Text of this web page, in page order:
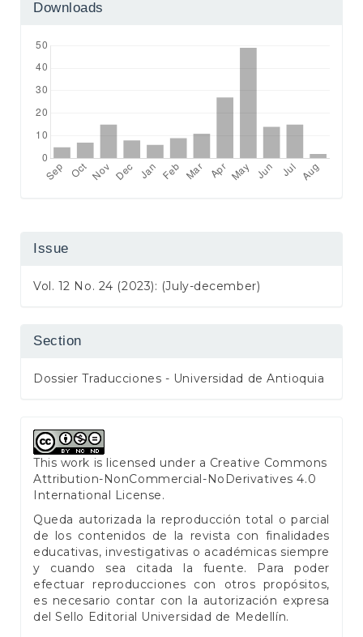
Downloads
Issue
Vol. 12 No. 24 (2023): (July-december)
Section
Dossier Traducciones - Universidad de Antioquia
This work is licensed under a Creative Commons
Attribution-NonCommercial-NoDerivatives 4.0
International License.
Queda autorizada la reproducción total o parcial
de los contenidos de la revista con finalidades
educativas, investigativas o académicas siempre
y cuando sea citada la fuente. Para poder
efectuar reproducciones con otros propósitos,
es necesario contar con la autorización expresa
del Sello Editorial Universidad de Medellín.